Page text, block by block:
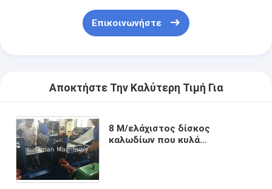
Επικοινωνήστε
Αποκτήστε Την Καλύτερη Τιμή Για
8 Μ/ελάχιστος δίσκος
καλωδίων που κυλά